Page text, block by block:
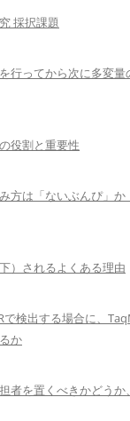
採択課題
行ってから次に多変量
役割と重要性
方は「ないぶんぴ」か
）されるよくある理由
で検出する場合に、
か
者を置くべきかどうか